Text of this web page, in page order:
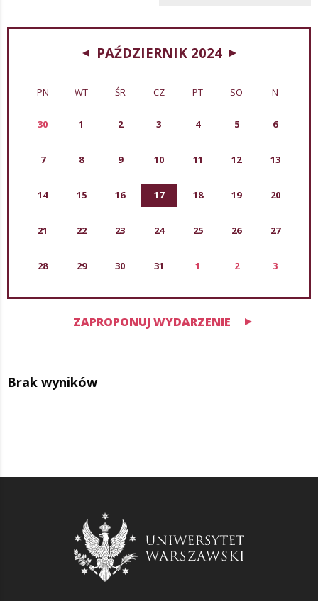
PAŹDZIERNIK 2024
PN WT ŚR CZ PT SO N
30 1 2 3 4 5 6
7 8 9 10 11 12 13
14 15 16 17 18 19 20
21 22 23 24 25 26 27
28 29 30 31 1 2 3
ZAPROPONUJ WYDARZENIE
Brak wyników